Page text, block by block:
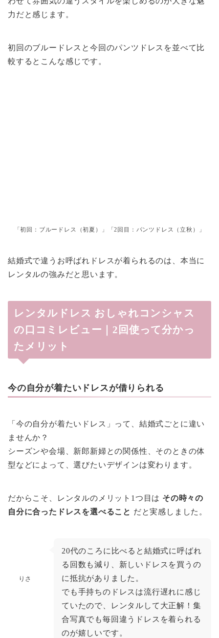
力だと感じます。
初回のブルードレスと今回のパンツドレスを並べて比
較するとこんな感じです。
「初回：ブルードレス（初夏）」「2回目：パンツドレス（立秋）」
結婚式で違うお呼ばれドレスが着られるのは、本当に
レンタルの強みだと思います。
レンタルドレス おしゃれコンシャス
の口コミレビュー｜2回使って分かっ
たメリット
今の自分が着たいドレスが借りられる
「今の自分が着たいドレス」って、結婚式ごとに違い
ませんか？
シーズンや会場、新郎新婦との関係性、そのときの体
型などによって、選びたいデザインは変わります。
だからこそ、レンタルのメリット1つ目は その時々の
自分に合ったドレスを選べること だと実感しました。
りさ
20代のころに比べると結婚式に呼ばれ
る回数も減り、新しいドレスを買うの
に抵抗がありました。
でも手持ちのドレスは流行遅れに感じ
ていたので、レンタルして大正解！集
合写真でも毎回違うドレスを着られる
のが嬉しいです。